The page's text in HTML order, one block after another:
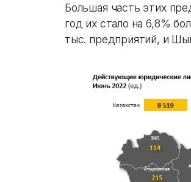
Большая часть этих
год их стало на 6,8%
тыс. предприятий, и